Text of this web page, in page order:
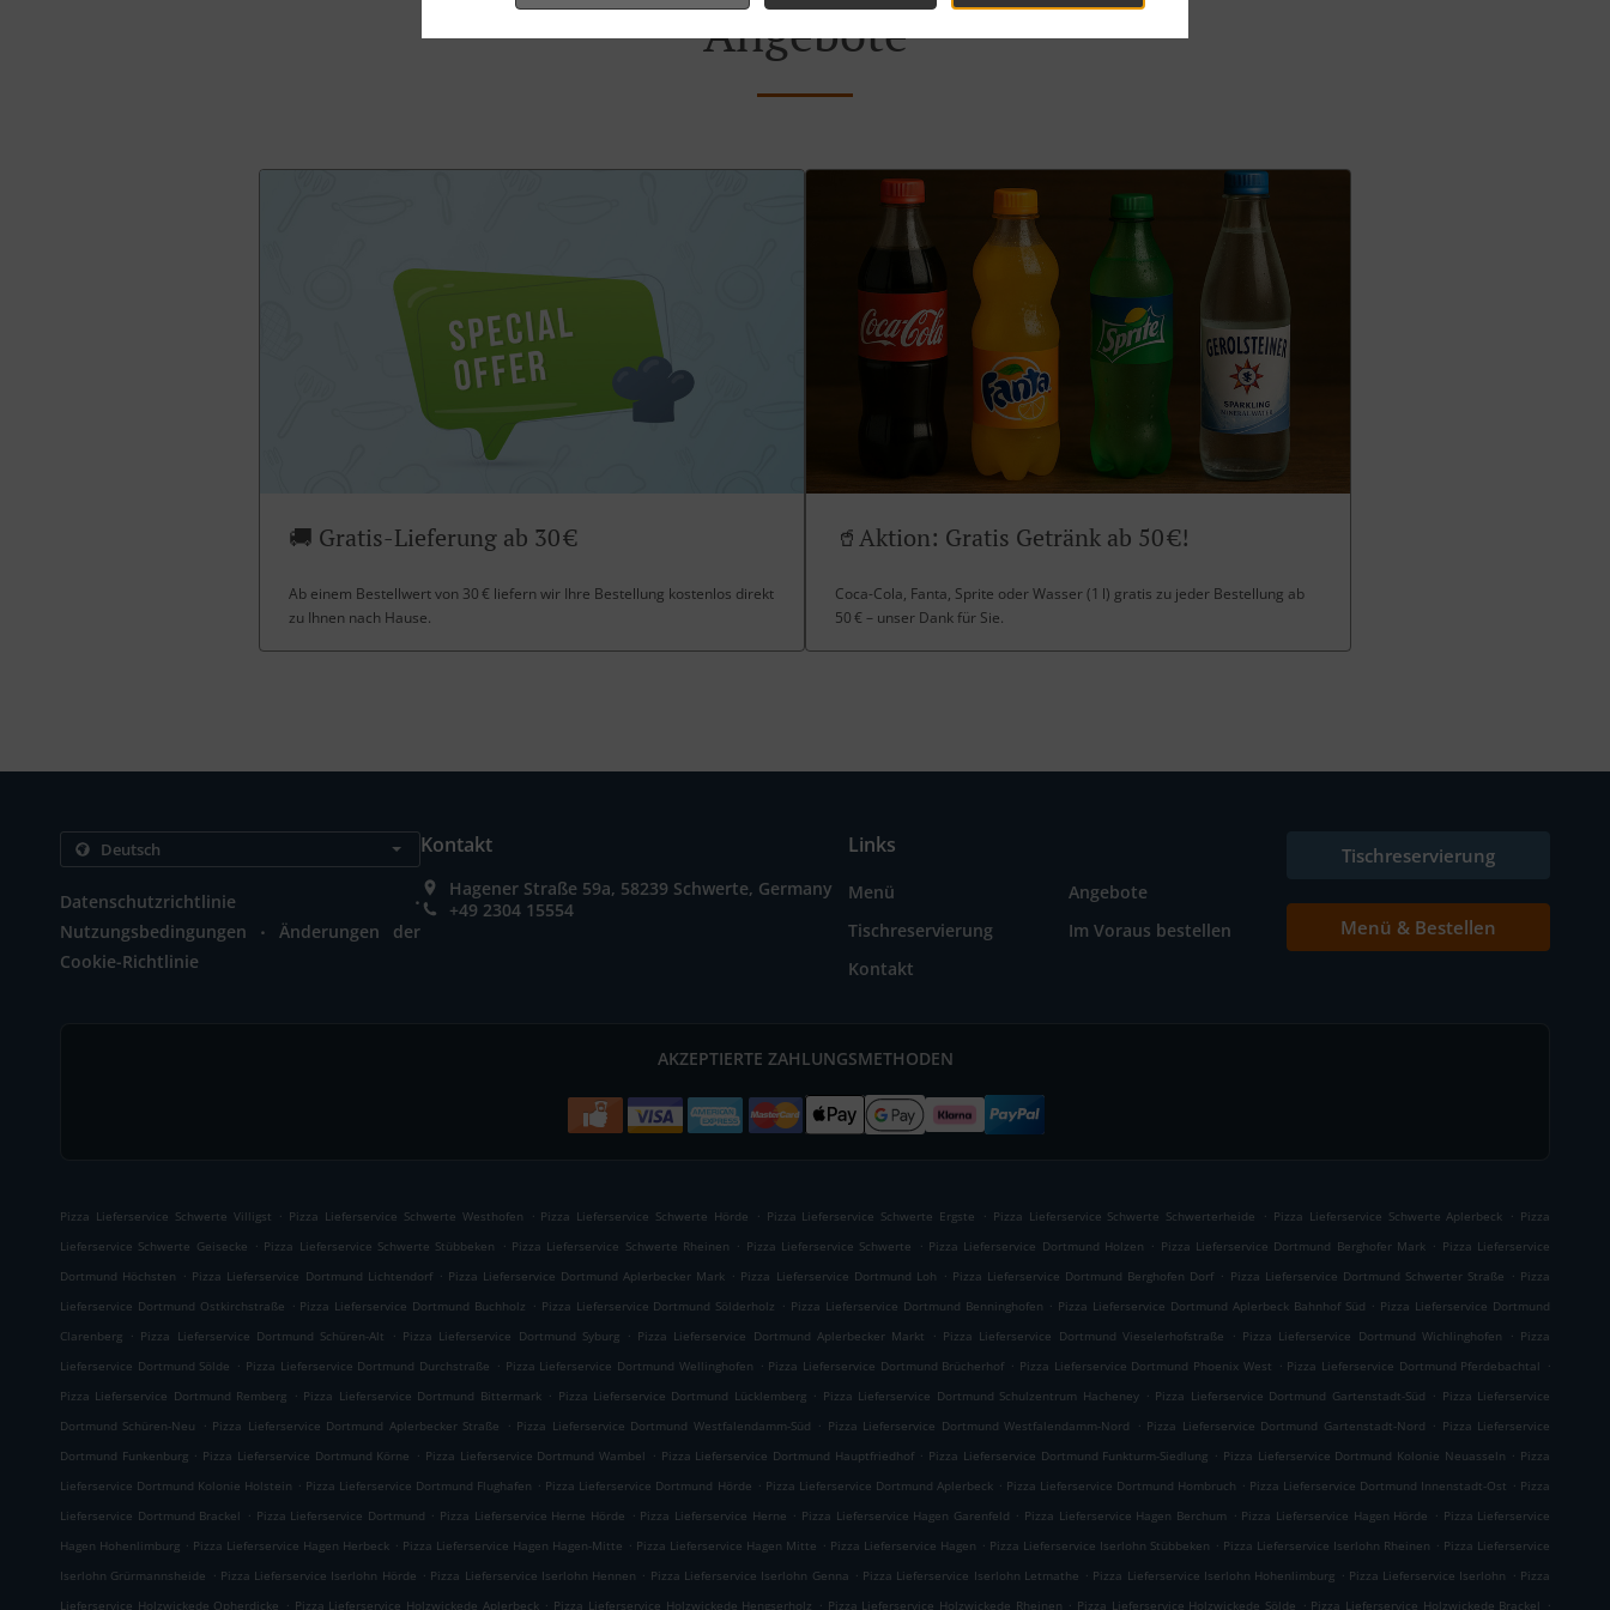
Angebote
🚚 Gratis-Lieferung ab 30 €
Ab einem Bestellwert von 30 € liefern wir Ihre Bestellung kostenlos direkt
zu Ihnen nach Hause.
🥤Aktion: Gratis Getränk ab 50 €!
Coca-Cola, Fanta, Sprite oder Wasser (1 l) gratis zu jeder Bestellung ab
50 € – unser Dank für Sie.
Datenschutzrichtlinie .
Nutzungsbedingungen .
Änderungen der
Cookie-Richtlinie
Kontakt
Hagener Straße 59a, 58239 Schwerte, Germany
+49 2304 15554
Links
Menü
Angebote
Tischreservierung
Im Voraus bestellen
Kontakt
Tischreservierung
Menü & Bestellen
AKZEPTIERTE ZAHLUNGSMETHODEN
Pizza Lieferservice Schwerte Villigst . Pizza Lieferservice Schwerte Westhofen . Pizza Lieferservice Schwerte Hörde . Pizza Lieferservice Schwerte Ergste . Pizza Lieferservice Schwerte Schwerterheide . Pizza Lieferservice Schwerte Aplerbeck . Pizza
Lieferservice Schwerte Geisecke . Pizza Lieferservice Schwerte Stübbeken . Pizza Lieferservice Schwerte Rheinen . Pizza Lieferservice Schwerte . Pizza Lieferservice Dortmund Holzen . Pizza Lieferservice Dortmund Berghofer Mark . Pizza Lieferservice
Dortmund Höchsten . Pizza Lieferservice Dortmund Lichtendorf . Pizza Lieferservice Dortmund Aplerbecker Mark . Pizza Lieferservice Dortmund Loh . Pizza Lieferservice Dortmund Berghofen Dorf . Pizza Lieferservice Dortmund Schwerter Straße . Pizza
Lieferservice Dortmund Ostkirchstraße . Pizza Lieferservice Dortmund Buchholz . Pizza Lieferservice Dortmund Sölderholz . Pizza Lieferservice Dortmund Benninghofen . Pizza Lieferservice Dortmund Aplerbeck Bahnhof Süd . Pizza Lieferservice Dortmund
Clarenberg . Pizza Lieferservice Dortmund Schüren-Alt . Pizza Lieferservice Dortmund Syburg . Pizza Lieferservice Dortmund Aplerbecker Markt . Pizza Lieferservice Dortmund Vieselerhofstraße . Pizza Lieferservice Dortmund Wichlinghofen . Pizza
Lieferservice Dortmund Sölde . Pizza Lieferservice Dortmund Durchstraße . Pizza Lieferservice Dortmund Wellinghofen . Pizza Lieferservice Dortmund Brücherhof . Pizza Lieferservice Dortmund Phoenix West . Pizza Lieferservice Dortmund Pferdebachtal .
Pizza Lieferservice Dortmund Remberg . Pizza Lieferservice Dortmund Bittermark . Pizza Lieferservice Dortmund Lücklemberg . Pizza Lieferservice Dortmund Schulzentrum Hacheney . Pizza Lieferservice Dortmund Gartenstadt-Süd . Pizza Lieferservice
Dortmund Schüren-Neu
. Pizza Lieferservice Dortmund Aplerbecker Straße . Pizza Lieferservice Dortmund Westfalendamm-Süd . Pizza Lieferservice Dortmund Westfalendamm-Nord . Pizza Lieferservice Dortmund Gartenstadt-Nord . Pizza Lieferservice
Dortmund Funkenburg . Pizza Lieferservice Dortmund Körne . Pizza Lieferservice Dortmund Wambel . Pizza Lieferservice Dortmund Hauptfriedhof . Pizza Lieferservice Dortmund Funkturm-Siedlung . Pizza Lieferservice Dortmund Kolonie Neuasseln . Pizza
Lieferservice Dortmund Kolonie Holstein . Pizza Lieferservice Dortmund Flughafen . Pizza Lieferservice Dortmund Hörde . Pizza Lieferservice Dortmund Aplerbeck . Pizza Lieferservice Dortmund Hombruch . Pizza Lieferservice Dortmund Innenstadt-Ost . Pizza
Lieferservice Dortmund Brackel . Pizza Lieferservice Dortmund . Pizza Lieferservice Herne Hörde . Pizza Lieferservice Herne . Pizza Lieferservice Hagen Garenfeld . Pizza Lieferservice Hagen Berchum . Pizza Lieferservice Hagen Hörde . Pizza Lieferservice
Hagen Hohenlimburg . Pizza Lieferservice Hagen Herbeck . Pizza Lieferservice Hagen Hagen-Mitte . Pizza Lieferservice Hagen Mitte . Pizza Lieferservice Hagen . Pizza Lieferservice Iserlohn Stübbeken . Pizza Lieferservice Iserlohn Rheinen . Pizza Lieferservice
Iserlohn Grürmannsheide . Pizza Lieferservice Iserlohn Hörde . Pizza Lieferservice Iserlohn Hennen . Pizza Lieferservice Iserlohn Genna . Pizza Lieferservice Iserlohn Letmathe . Pizza Lieferservice Iserlohn Hohenlimburg . Pizza Lieferservice Iserlohn . Pizza
Lieferservice Holzwickede Opherdicke . Pizza Lieferservice Holzwickede Aplerbeck . Pizza Lieferservice Holzwickede Hengserholz . Pizza Lieferservice Holzwickede Rheinen . Pizza Lieferservice Holzwickede Sölde . Pizza Lieferservice Holzwickede Brackel .